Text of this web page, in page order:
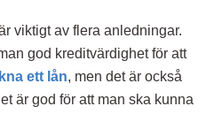
viktigt av flera anledningar.
god kreditvärdighet för att
ett lån, men det är också
är god för att man ska kunna